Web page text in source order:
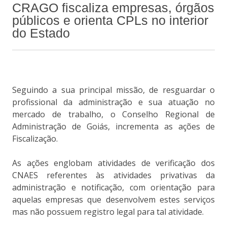
CRAGO fiscaliza empresas, órgãos
públicos e orienta CPLs no interior
do Estado
Seguindo a sua principal missão, de resguardar o
profissional da administração e sua atuação no
mercado de trabalho, o Conselho Regional de
Administração de Goiás, incrementa as ações de
Fiscalização.
As ações englobam atividades de verificação dos
CNAES referentes às atividades privativas da
administração e notificação, com orientação para
aquelas empresas que desenvolvem estes serviços
mas não possuem registro legal para tal atividade.